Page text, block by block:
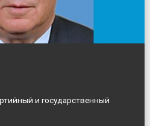
и государственный